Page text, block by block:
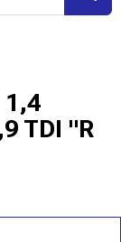
TDI "R